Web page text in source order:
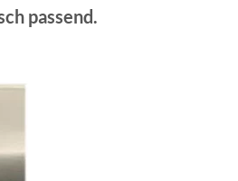
passend.